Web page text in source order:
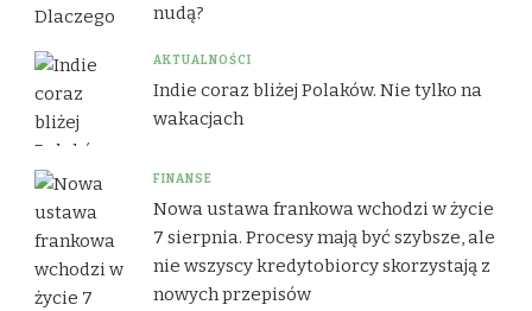
nudą?
AKTUALNOŚCI
Indie coraz bliżej Polaków. Nie tylko na
wakacjach
FINANSE
Nowa ustawa frankowa wchodzi w życie
7 sierpnia. Procesy mają być szybsze, ale
nie wszyscy kredytobiorcy skorzystają z
nowych przepisów